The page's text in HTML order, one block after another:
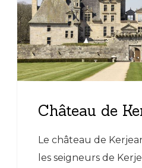
Château de
Le château de
les seigneurs de